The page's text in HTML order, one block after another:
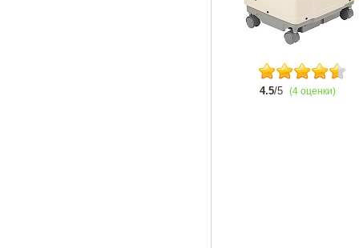
4.5/5 (4 оценки)